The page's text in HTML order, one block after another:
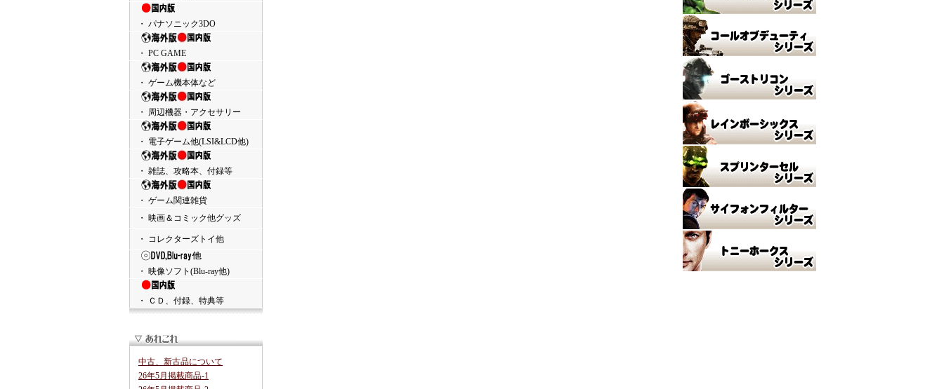
・ パナソニック3DO
・ PC GAME
・ ゲーム機本体など
・ 周辺機器・アクセサリー
・ 電子ゲーム他(LSI&LCD他)
・ 雑誌、攻略本、付録等
・ ゲーム関連雑貨
・ 映画＆コミック他グッズ
・ コレクターズトイ他
・ 映像ソフト(Blu-ray他)
・ ＣＤ、付録、特典等
中古、新古品について
26年5月掲載商品-1